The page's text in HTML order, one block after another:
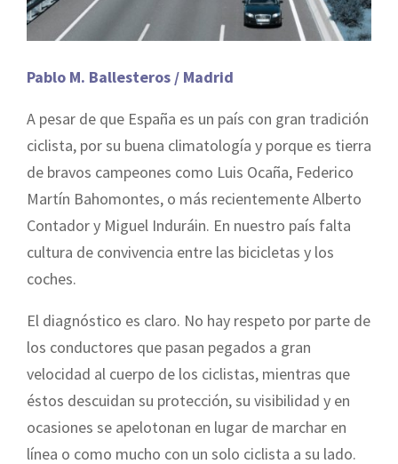
Pablo M. Ballesteros / Madrid
A pesar de que España es un país con gran tradición
ciclista, por su buena climatología y porque es tierra
de bravos campeones como Luis Ocaña, Federico
Martín Bahomontes, o más recientemente Alberto
Contador y Miguel Induráin. En nuestro país falta
cultura de convivencia entre las bicicletas y los
coches.
El diagnóstico es claro. No hay respeto por parte de
los conductores que pasan pegados a gran
velocidad al cuerpo de los ciclistas, mientras que
éstos descuidan su protección, su visibilidad y en
ocasiones se apelotonan en lugar de marchar en
línea o como mucho con un solo ciclista a su lado.